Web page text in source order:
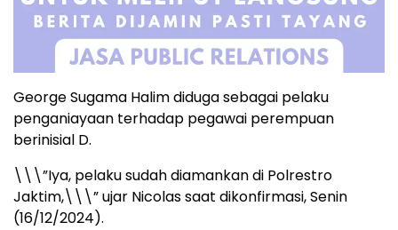
George Sugama Halim diduga sebagai pelaku
penganiayaan terhadap pegawai perempuan
berinisial D.
\\\”Iya, pelaku sudah diamankan di Polrestro
Jaktim,\\\” ujar Nicolas saat dikonfirmasi, Senin
(16/12/2024).